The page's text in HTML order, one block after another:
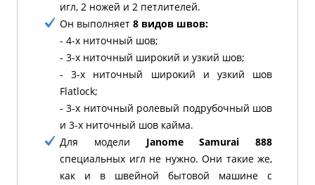
игл, 2 ножей и 2 петлителей.
Он выполняет 8 видов швов:
- 4-х ниточный шов;
- 3-х ниточный широкий и узкий шов;
- 3-х ниточный широкий и узкий шов
Flatlock;
- 3-х ниточный ролевый подрубочный шов
и 3-х ниточный шов кайма.
Для модели Janome Samurai 888
специальных игл не нужно. Они такие же,
как и в швейной бытовой машине с